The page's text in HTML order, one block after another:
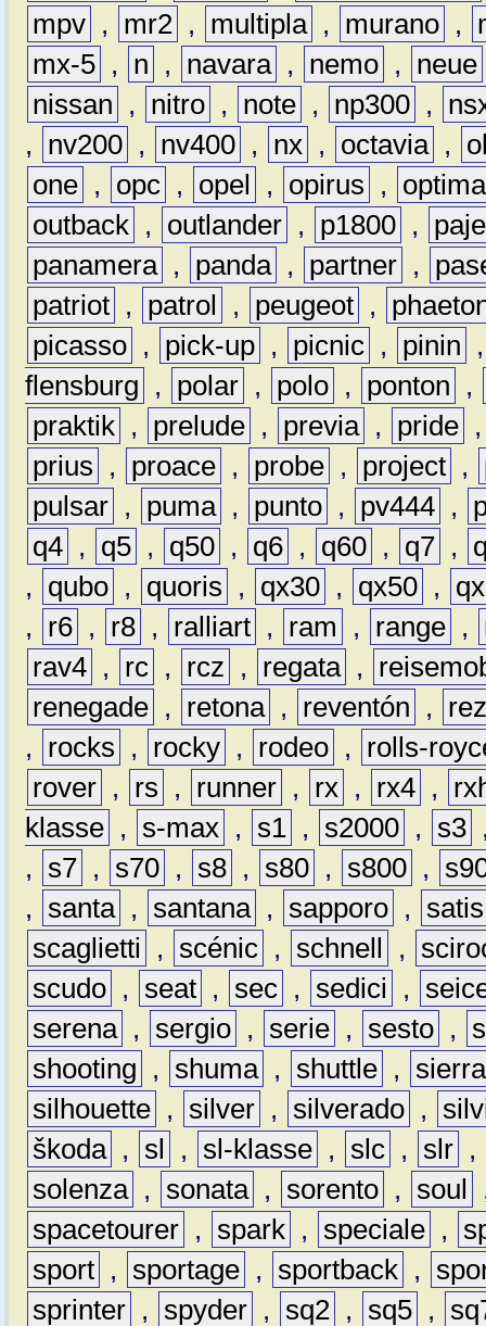
mpv , mr2 , multipla , murano ,
mx-5 , n , navara , nemo , neue
nissan
, nitro , note , np300 ,
,
nv200 , nv400 , nx , octavia ,
one , opc , opel , opirus ,
optima
outback , outlander , p1800 ,
panamera , panda , partner ,
patriot , patrol , peugeot ,
picasso , pick-up , picnic , pinin
flensburg
, polar , polo , ponton
,
praktik , prelude , previa , pride
prius
, proace , probe , project ,
pulsar , puma , punto , pv444 ,
q4 , q5 , q50 , q6 , q60 , q7 ,
,
qubo , quoris , qx30 , qx50 ,
,
r6 , r8 , ralliart , ram , range ,
rav4 , rc , rcz , regata ,
renegade , retona , reventón ,
,
rocks , rocky , rodeo ,
rolls-
rover , rs , runner , rx , rx4 ,
klasse , s-max , s1 , s2000 , s3
,
s7 , s70 , s8 , s80 , s800 ,
,
santa , santana , sapporo ,
satis
scaglietti
, scénic , schnell ,
scudo , seat , sec , sedici ,
serena , sergio , serie , sesto ,
shooting
, shuma , shuttle ,
sierra
silhouette , silver , silverado ,
škoda , sl , sl-klasse , slc , slr ,
solenza , sonata , sorento , soul
spacetourer , spark , speciale ,
sport , sportage , sportback ,
sprinter , spyder , sq2 , sq5 ,